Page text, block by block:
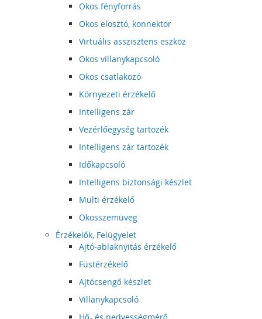
Okos fényforrás
Okos elosztó, konnektor
Virtuális asszisztens eszköz
Okos villanykapcsoló
Okos csatlakozó
Környezeti érzékelő
Intelligens zár
Vezérlőegység tartozék
Intelligens zár tartozék
Időkapcsoló
Intelligens biztonsági készlet
Multi érzékelő
Okosszemüveg
Érzékelők, Felügyelet
Ajtó-ablaknyitás érzékelő
Füstérzékelő
Ajtócsengő készlet
Villanykapcsoló